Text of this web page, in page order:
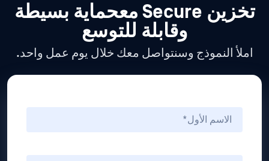
تخزين Secure مع
حماية بسيطة
وقابلة للتوسع
املأ النموذج وسنتواصل معك خلال يوم عمل واحد.